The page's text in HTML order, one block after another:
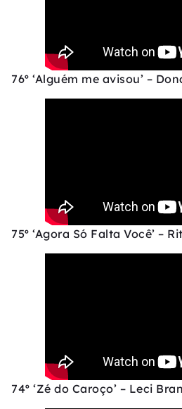
76º ‘Alguém me avisou’ –
75º ‘Agora Só Falta Você’ –
74º ‘Zé do Caroço’ – Leci